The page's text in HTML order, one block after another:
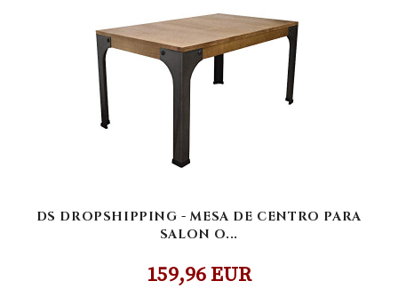
DS DROPSHIPPING - MESA DE CENTRO PARA
SALON O...
159,96 EUR